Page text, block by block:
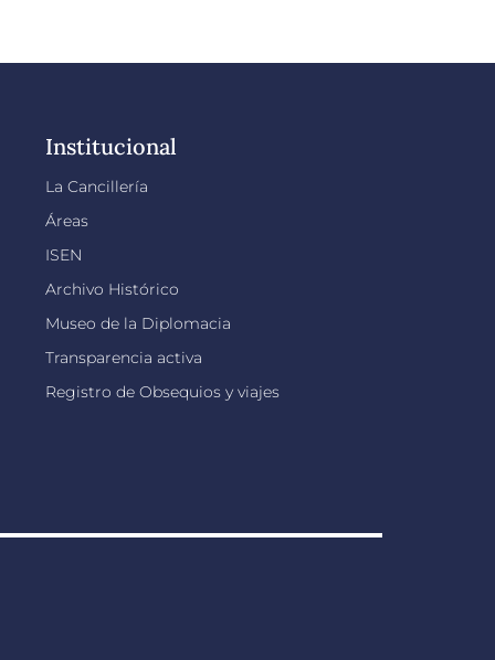
Institucional
La Cancillería
Áreas
ISEN
Archivo Histórico
Museo de la Diplomacia
Transparencia activa
Registro de Obsequios y viajes